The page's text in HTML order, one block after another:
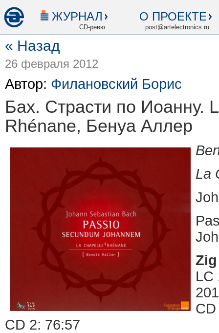
ЖУРНАЛ
CD-ревю
О ПРОЕКТЕ
post@artelectronics.ru
« Назад
26 февраля 2012
Автор: Филановский Борис
Бах. Страсти по Иоанну.
Rhénane, Бенуа Аллер
La
LC
CD 2: 76:57